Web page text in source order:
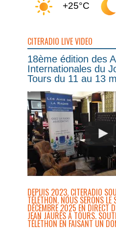
+25°C
CITERADIO LIVE VIDEO
18ème édition des
Internationales du
Tours du 11 au 13
DEPUIS 2023, CITERADIO
TÉLÉTHON. NOUS SERONS LE
DÉCEMBRE 2025 EN DIRECT
JEAN JAURÈS À TOURS.
TÉLÉTHON EN FAISANT UN